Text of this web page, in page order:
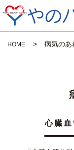
HOME 病気のあ
心臓